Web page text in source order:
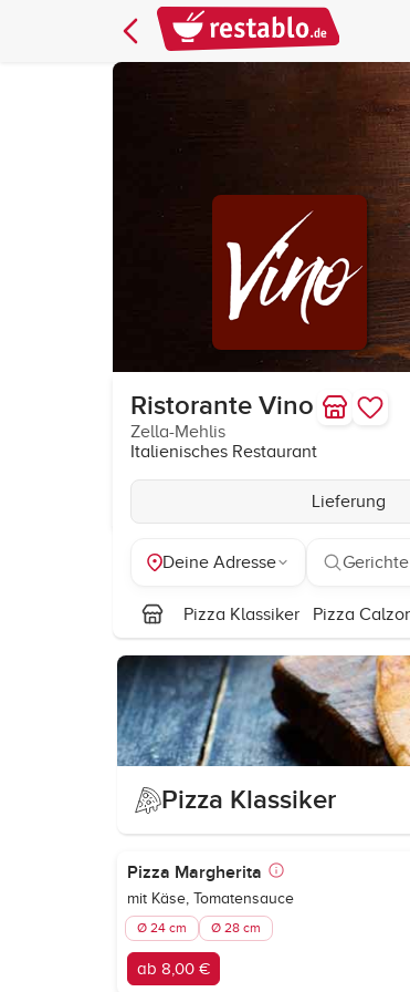
Ristorante Vino
Zella-Mehlis
Italienisches Restaurant
Lieferung
Deine Adresse
Pizza Klassiker Pizza
Pizza Klassiker
Pizza Margherita
mit Käse, Tomatensauce
Ø 24 cm Ø 28 cm
ab 8,00 €